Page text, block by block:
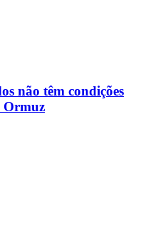
não têm condições